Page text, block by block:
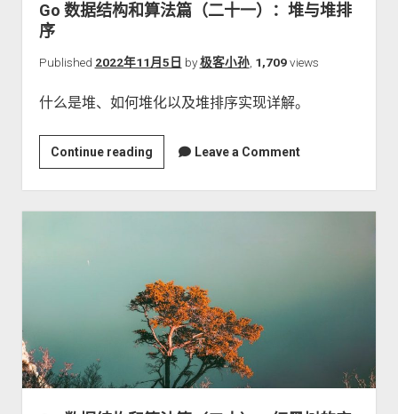
Go 数据结构和算法篇（二十一）：堆与堆排
序
Published 2022年11月5日 by极客小孙, 1,709views
什么是堆、如何堆化以及堆排序实现详解。
Continue readingGo
数
据
结
算
法
篇
（二
十
一）：
Leave a Comment